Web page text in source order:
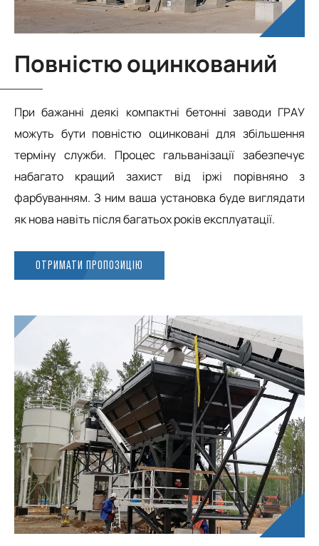
Повністю оцинкований
При бажанні деякі компактні бетонні заводи ГРАУ
можуть бути повністю оцинковані для збільшення
терміну служби. Процес гальванізації забезпечує
набагато кращий захист від іржі порівняно з
фарбуванням. З ним ваша установка буде виглядати
як нова навіть після багатьох років експлуатації.
ОТРИМАТИ ПРОПОЗИЦІЮ